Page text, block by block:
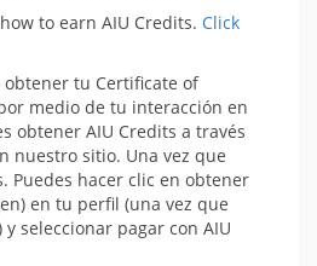
to earn AIU Credits. Click
obtener tu Certificate of
medio de tu interacción en
obtener AIU Credits a través
nuestro sitio. Una vez que
Puedes hacer clic en obtener
en tu perfil (una vez que
seleccionar pagar con AIU